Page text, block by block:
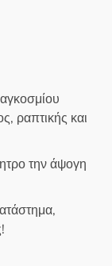
ραπτικής και
την άψογη